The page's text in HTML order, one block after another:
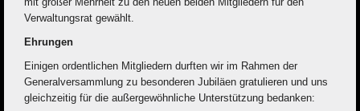
Verwaltungsrat gewählt.
Ehrungen
Einigen ordentlichen Mitgliedern durften wir im Rahmen der
Generalversammlung zu besonderen Jubiläen gratulieren und uns
gleichzeitig für die außergewöhnliche Unterstützung bedanken: